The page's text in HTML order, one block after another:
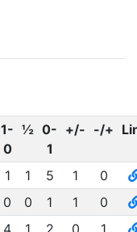
1-
0
½ 0-
1
+/- -/+
1 1 5 1
0
0 0 1 1
0
4 1 2 0
1